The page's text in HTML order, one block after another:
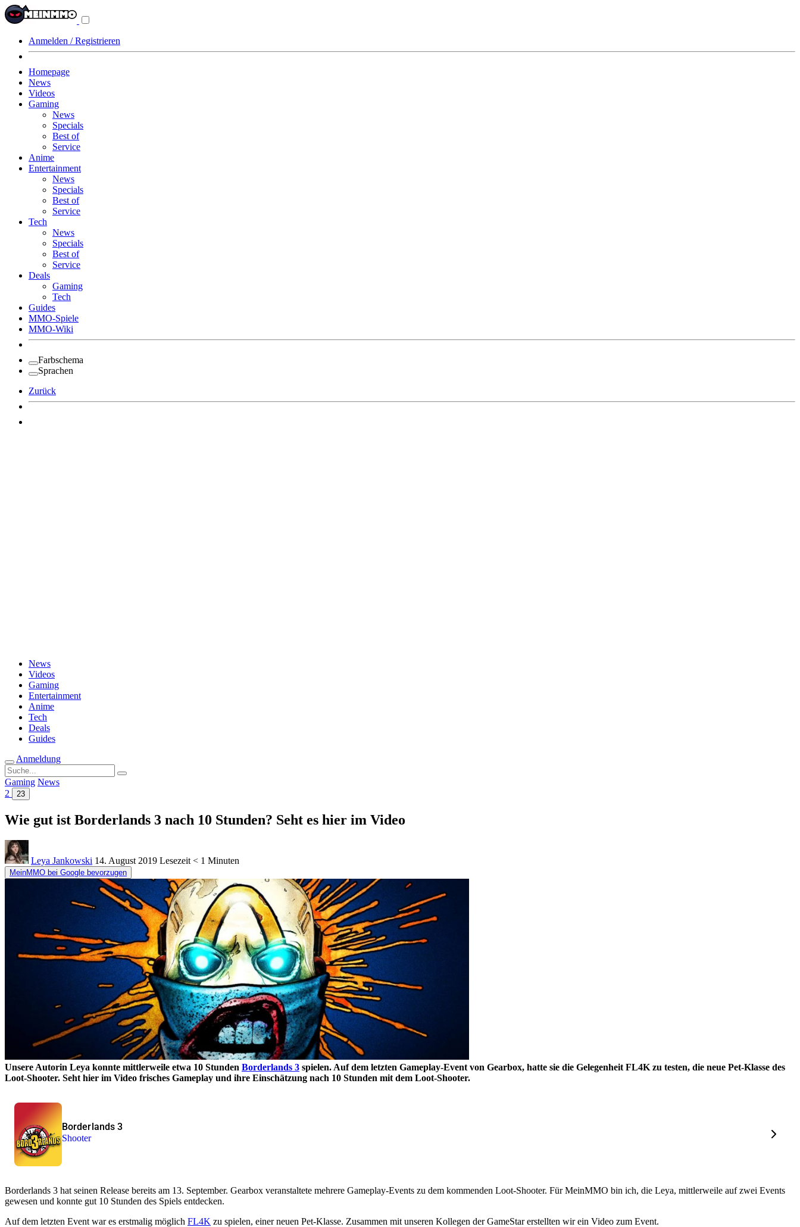
Anmelden / Registrieren
Homepage
News
Videos
Gaming
News
Specials
Best of
Service
Anime
Entertainment
News
Specials
Best of
Service
Tech
News
Specials
Best of
Service
Deals
Gaming
Tech
Guides
MMO-Spiele
MMO-Wiki
Farbschema
Sprachen
Zurück
News
Videos
Gaming
Entertainment
Anime
Tech
Deals
Guides
Anmeldung
Suche
nach:
Gaming News
2
23
Wie gut ist Borderlands 3 nach 10 Stunden? Seht es hier im Video
Leya Jankowski 14. August 2019 Lesezeit < 1 Minuten
MeinMMO bei Google bevorzugen
Unsere Autorin Leya konnte mittlerweile etwa 10 Stunden Borderlands 3 spielen. Auf dem letzten Gameplay-Event von Gearbox, hatte sie die Gelegenheit FL4K zu testen, die neue Pet-Klasse des
Loot-Shooter. Seht hier im Video frisches Gameplay und ihre Einschätzung nach 10 Stunden mit dem Loot-Shooter.
Borderlands 3
Shooter
Borderlands 3 hat seinen Release bereits am 13. September. Gearbox veranstaltete mehrere Gameplay-Events zu dem kommenden Loot-Shooter. Für MeinMMO bin ich, die Leya, mittlerweile auf zwei Events
gewesen und konnte gut 10 Stunden des Spiels entdecken.
Auf dem letzten Event war es erstmalig möglich FL4K zu spielen, einer neuen Pet-Klasse. Zusammen mit unseren Kollegen der GameStar erstellten wir ein Video zum Event.